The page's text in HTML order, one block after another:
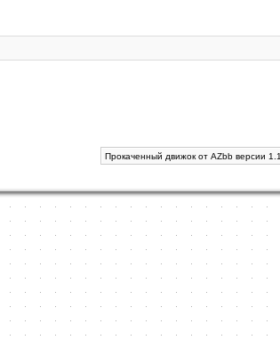
Прокаченный движок от AZbb версии